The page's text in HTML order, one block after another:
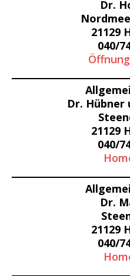
Dr.
21129
040/
Dr. Hübner
21129
040/
Dr.
21129
040/